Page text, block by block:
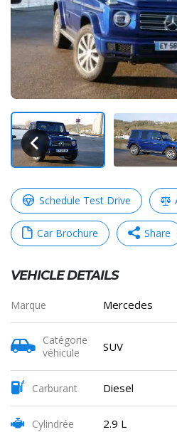
Schedule Test Drive
Car Brochure Share
VEHICLE DETAILS
Marque Mercedes
Catégorie
véhicule
SUV
Carburant Diesel
Cylindrée 2.9 L